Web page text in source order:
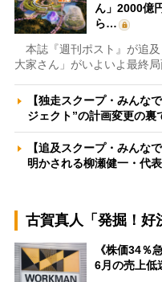
ん」2000億
ら…
本誌『週刊ポスト』が追
大家さん」がいよいよ最終
【独走スクープ・みんな
ジェクト”の計画変更の
【追及スクープ・みんな
明かされる柳瀬健一・代
古賀真人「発掘！好
《株価34％
6月の売上低